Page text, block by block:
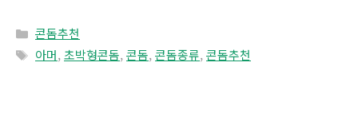
Categories
콘돔추천
Tags
아머, 초박형콘돔, 콘돔, 콘돔종류, 콘돔추천